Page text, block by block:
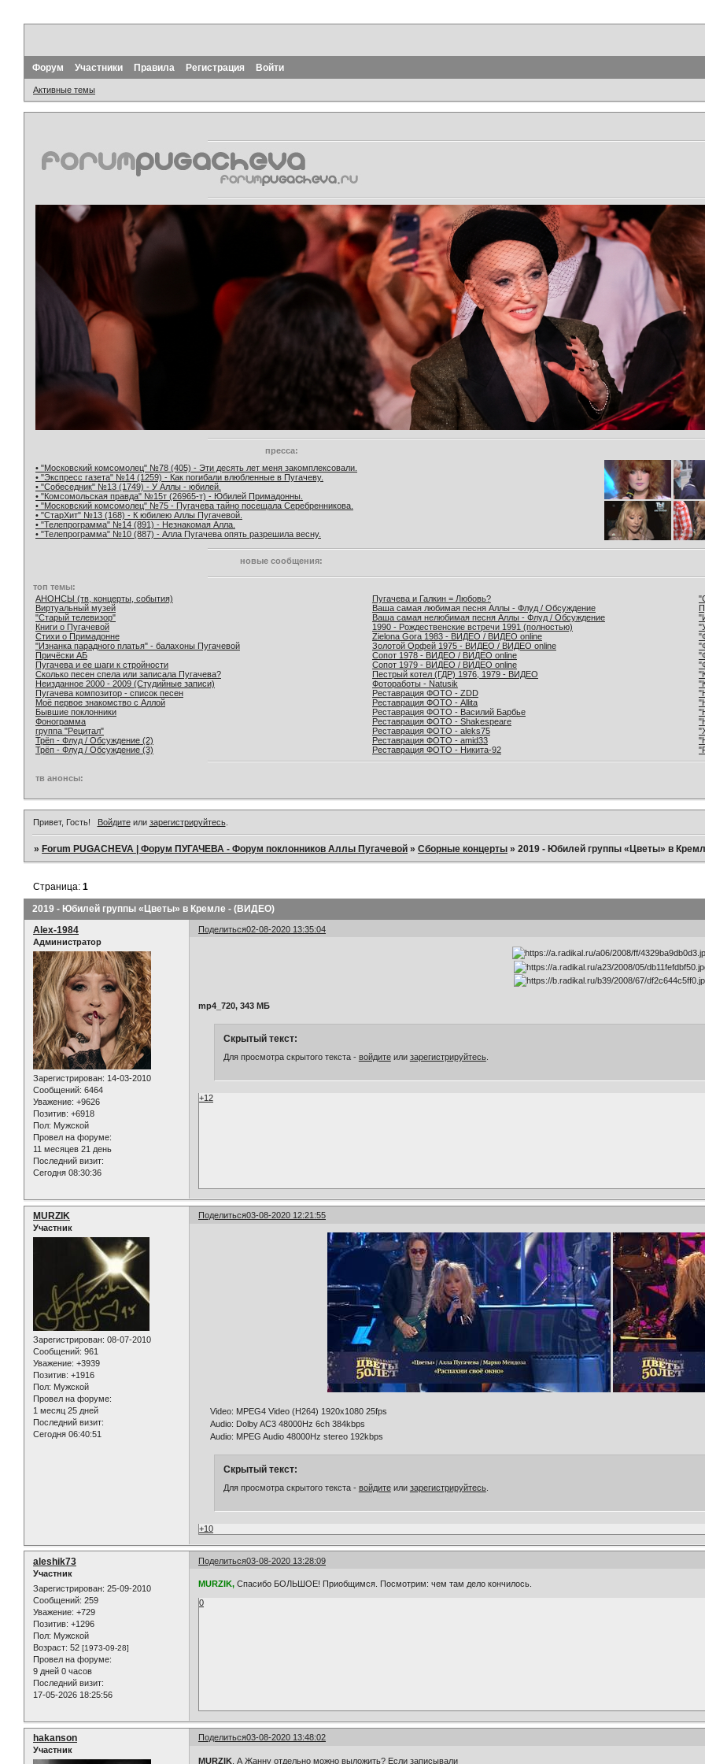
Форум Участники Правила Регистрация Войти
Активные темы
пресса:
• "Московский комсомолец" №78 (405) - Эти десять лет меня закомплексовали.
• "Экспресс газета" №14 (1259) - Как погибали влюбленные в Пугачеву.
• "Собеседник" №13 (1749) - У Аллы - юбилей.
• "Комсомольская правда" №15т (26965-т) - Юбилей Примадонны.
• "Московский комсомолец" №75 - Пугачева тайно посещала Серебренникова.
• "СтарХит" №13 (168) - К юбилею Аллы Пугачевой.
• "Телепрограмма" №14 (891) - Незнакомая Алла.
• "Телепрограмма" №10 (887) - Алла Пугачева опять разрешила весну.
новые сообщения:
топ темы:
АНОНСЫ (тв, концерты, события)
Виртуальный музей
"Старый телевизор"
Книги о Пугачевой
Стихи о Примадонне
"Изнанка парадного платья" - балахоны Пугачевой
Причёски АБ
Пугачева и ее шаги к стройности
Сколько песен спела или записала Пугачева?
Неизданное 2000 - 2009 (Студийные записи)
Пугачева композитор - список песен
Моё первое знакомство с Аллой
Бывшие поклонники
Фонограмма
группа "Рецитал"
Трёп - Флуд / Обсуждение (2)
Трёп - Флуд / Обсуждение (3)
Пугачева и Галкин = Любовь?
Ваша самая любимая песня Аллы - Флуд / Обсуждение
Ваша самая нелюбимая песня Аллы - Флуд / Обсуждение
1990 - Рождественские встречи 1991 (полностью)
Zielona Gora 1983 - ВИДЕО / ВИДЕО online
Золотой Орфей 1975 - ВИДЕО / ВИДЕО online
Сопот 1978 - ВИДЕО / ВИДЕО online
Сопот 1979 - ВИДЕО / ВИДЕО online
Пестрый котел (ГДР) 1976, 1979 - ВИДЕО
Фотоработы - Natusik
Реставрация ФОТО - ZDD
Реставрация ФОТО - Allita
Реставрация ФОТО - Василий Барбье
Реставрация ФОТО - Shakespeare
Реставрация ФОТО - aleks75
Реставрация ФОТО - amid33
Реставрация ФОТО - Никита-92
тв анонсы:
Привет, Гость! Войдитеили зарегистрируйтесь.
»Forum PUGACHEVA | Форум ПУГАЧЕВА - Форум поклонников Аллы Пугачевой »Сборные концерты »2019 - Юбилей группы «Цветы» в
2019 - Юбилей группы «Цветы» в Кремле - (ВИДЕО)
Страница:1
Поделиться02-08-2020 13:35:04
Alex-1984
Администратор
Зарегистрирован: 14-03-2010
Сообщений: 6464
Уважение: +9626
Позитив: +6918
Пол: Мужской
Провел на форуме:
11 месяцев 21 день
Последний визит:
Сегодня 08:30:36
mp4_720, 343 МБ
Скрытый текст:
Для просмотра скрытого текста - войдитеили зарегистрируйтесь.
+12
Поделиться03-08-2020 12:21:55
MURZIK
Участник
Зарегистрирован: 08-07-2010
Сообщений: 961
Уважение: +3939
Позитив: +1916
Пол: Мужской
Провел на форуме:
1 месяц 25 дней
Последний визит:
Сегодня 06:40:51
Video: MPEG4 Video (H264) 1920x1080 25fps
Audio: Dolby AC3 48000Hz 6ch 384kbps
Audio: MPEG Audio 48000Hz stereo 192kbps
Скрытый текст:
Для просмотра скрытого текста - войдитеили зарегистрируйтесь.
+10
Поделиться03-08-2020 13:28:09
aleshik73
Участник
Зарегистрирован: 25-09-2010
Сообщений: 259
Уважение: +729
Позитив: +1296
Пол: Мужской
Возраст: 52 [1973-09-28]
Провел на форуме:
9 дней 0 часов
Последний визит:
17-05-2026 18:25:56
MURZIK, Спасибо БОЛЬШОЕ! Приобщимся. Посмотрим: чем там дело кончилось.
0
Поделиться03-08-2020 13:48:02
hakanson
Участник
MURZIK , А Жанну отдельно можно выложить? Если записывали